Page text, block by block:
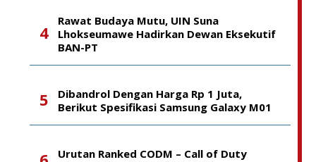
Rawat Budaya Mutu, UIN Suna
Lhokseumawe Hadirkan Dewan Eksekutif
BAN-PT
Dibandrol Dengan Harga Rp 1 Juta,
Berikut Spesifikasi Samsung Galaxy M01
Urutan Ranked CODM – Call of Duty